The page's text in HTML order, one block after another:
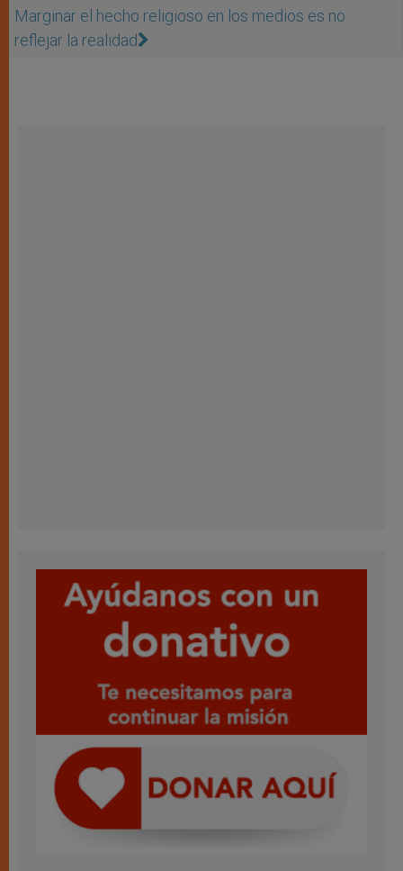
Marginar el hecho religioso en los medios es no
reflejar la realidad